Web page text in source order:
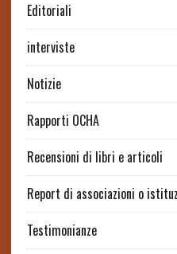
Editoriali
interviste
Notizie
Rapporti OCHA
Recensioni di libri e articoli
Report di associazioni o
Testimonianze